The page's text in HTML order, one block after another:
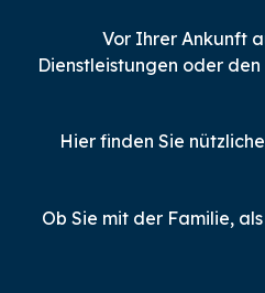
Vor Ihrer Ankunft
Dienstleistungen oder
Hier finden Sie
Ob Sie mit der Familie,